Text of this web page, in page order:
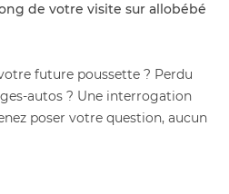
de votre visite sur allobébé
future poussette ? Perdu
autos ? Une interrogation
poser votre question, aucun